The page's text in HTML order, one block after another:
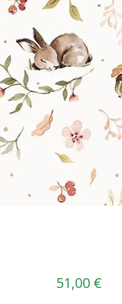
51,00 €Τιμή